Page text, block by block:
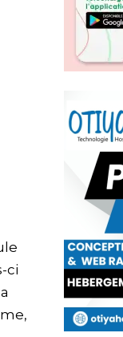
ci